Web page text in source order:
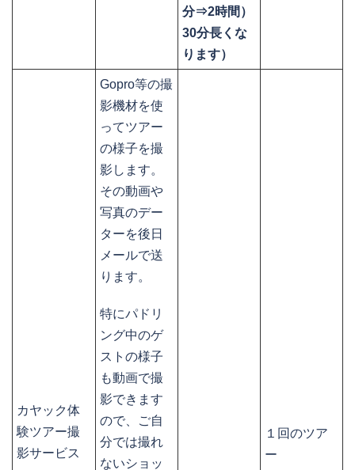
分⇒2時間）
30分長くな
ります）
カヤック体
験ツアー撮
影サービス
Gopro等の撮
影機材を使
ってツアー
の様子を撮
影します。
その動画や
写真のデー
ターを後日
メールで送
ります。
特にパドリ
ング中のゲ
ストの様子
も動画で撮
影できます
ので、ご自
分では撮れ
ないショッ
１回のツア
ー